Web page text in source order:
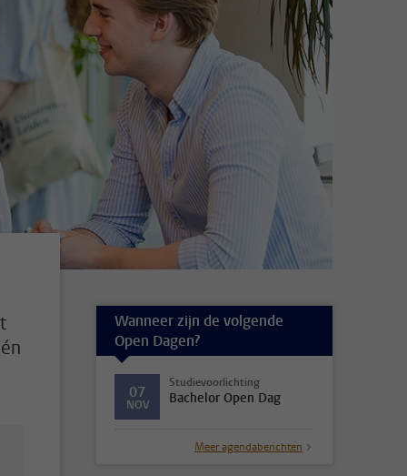
Wanneer zijn de volgende
Open Dagen?
07
NOV
Studievoorlichting
Bachelor Open Dag
Meer agendaberichten